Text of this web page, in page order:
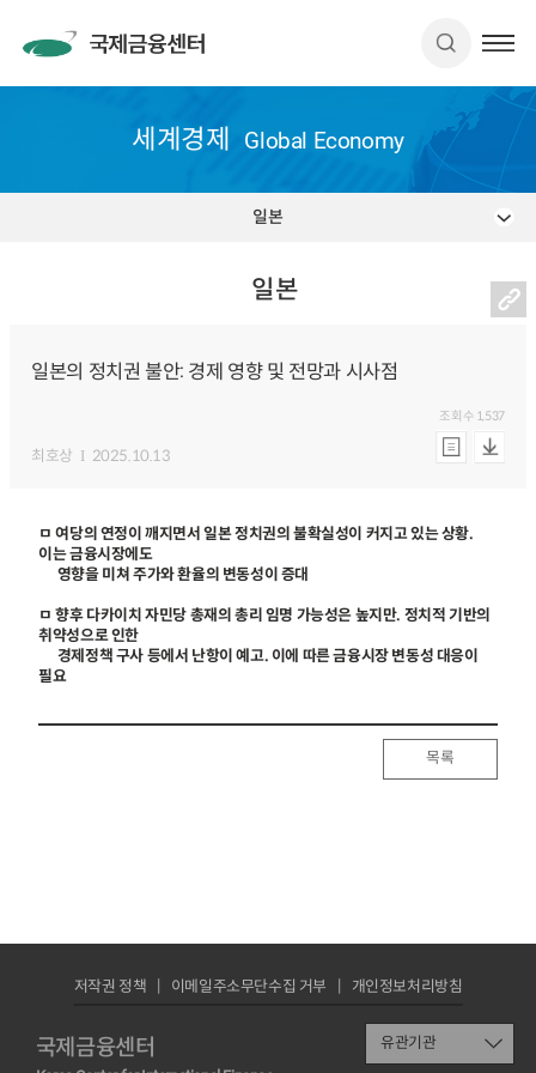
세계경제 Global Economy
일본
일본
일본의 정치권 불안: 경제 영향 및 전망과 시사점
최호상 2025.10.13
조회수 1,537
ㅁ 여당의 연정이 깨지면서 일본 정치권의 불확실성이 커지고 있는 상황.
이는 금융시장에도
영향을 미쳐 주가와 환율의 변동성이 증대
ㅁ 향후 다카이치 자민당 총재의 총리 임명 가능성은 높지만. 정치적 기반의
취약성으로 인한
경제정책 구사 등에서 난항이 예고. 이에 따른 금융시장 변동성 대응이
필요
목록
국제금융센터
저작권 정책 이메일주소무단수집 거부 개인정보처리방침
유관기관